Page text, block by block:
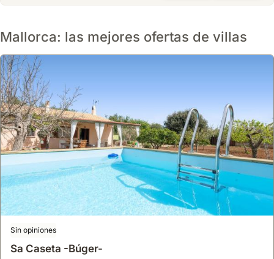
Mallorca: las mejores ofertas de villas
Sin opiniones
Sa Caseta -Búger-